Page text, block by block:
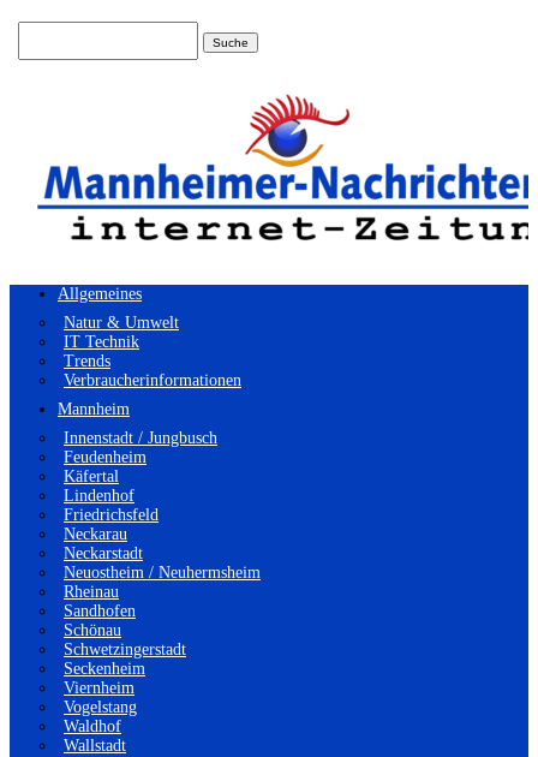
Allgemeines
Natur & Umwelt
IT Technik
Trends
Verbraucherinformationen
Mannheim
Innenstadt / Jungbusch
Feudenheim
Käfertal
Lindenhof
Friedrichsfeld
Neckarau
Neckarstadt
Neuostheim / Neuhermsheim
Rheinau
Sandhofen
Schönau
Schwetzingerstadt
Seckenheim
Viernheim
Vogelstang
Waldhof
Wallstadt